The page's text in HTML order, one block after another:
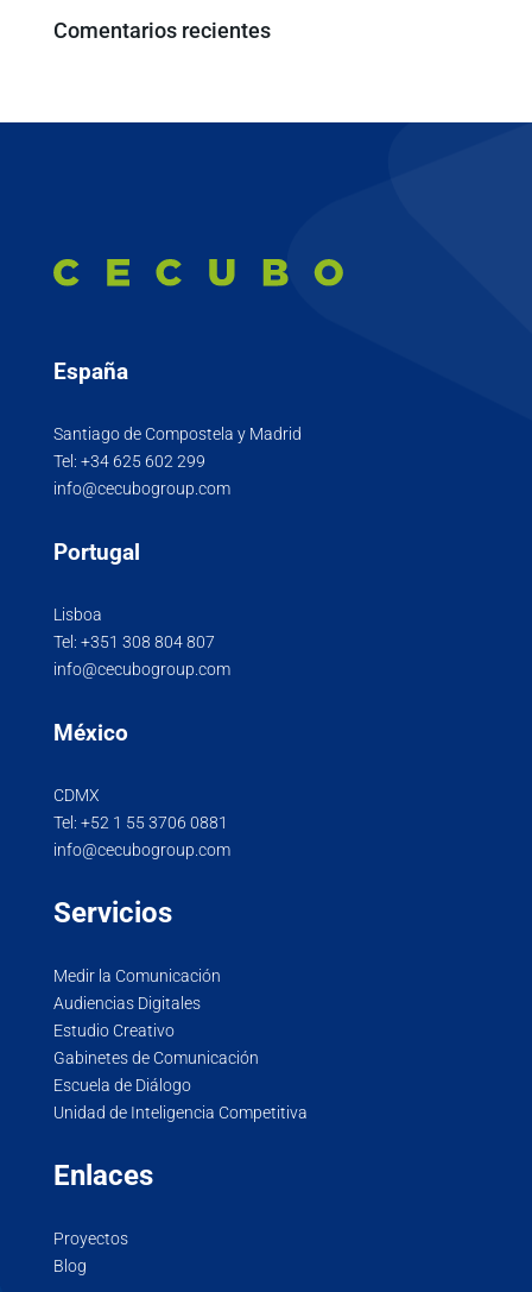
Comentarios recientes
España
Santiago de Compostela y Madrid
Tel: +34 625 602 299
info@cecubogroup.com
Portugal
Lisboa
Tel: +351 308 804 807
info@cecubogroup.com
México
CDMX
Tel: +52 1 55 3706 0881
info@cecubogroup.com
Servicios
Medir la Comunicación
Audiencias Digitales
Estudio Creativo
Gabinetes de Comunicación
Escuela de Diálogo
Unidad de Inteligencia Competitiva
Enlaces
Proyectos
Blog